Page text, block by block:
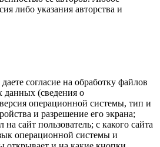
либо указания авторства и
согласие на обработку файлов
данных (сведения о
операционной системы, тип и
и разрешение его экрана;
сайт пользователь; с какого сайта
операционной системы и